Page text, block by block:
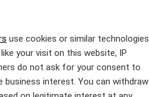
use cookies or similar technologies
your visit on this website, IP
do not ask for your consent to
business interest. You can withdraw